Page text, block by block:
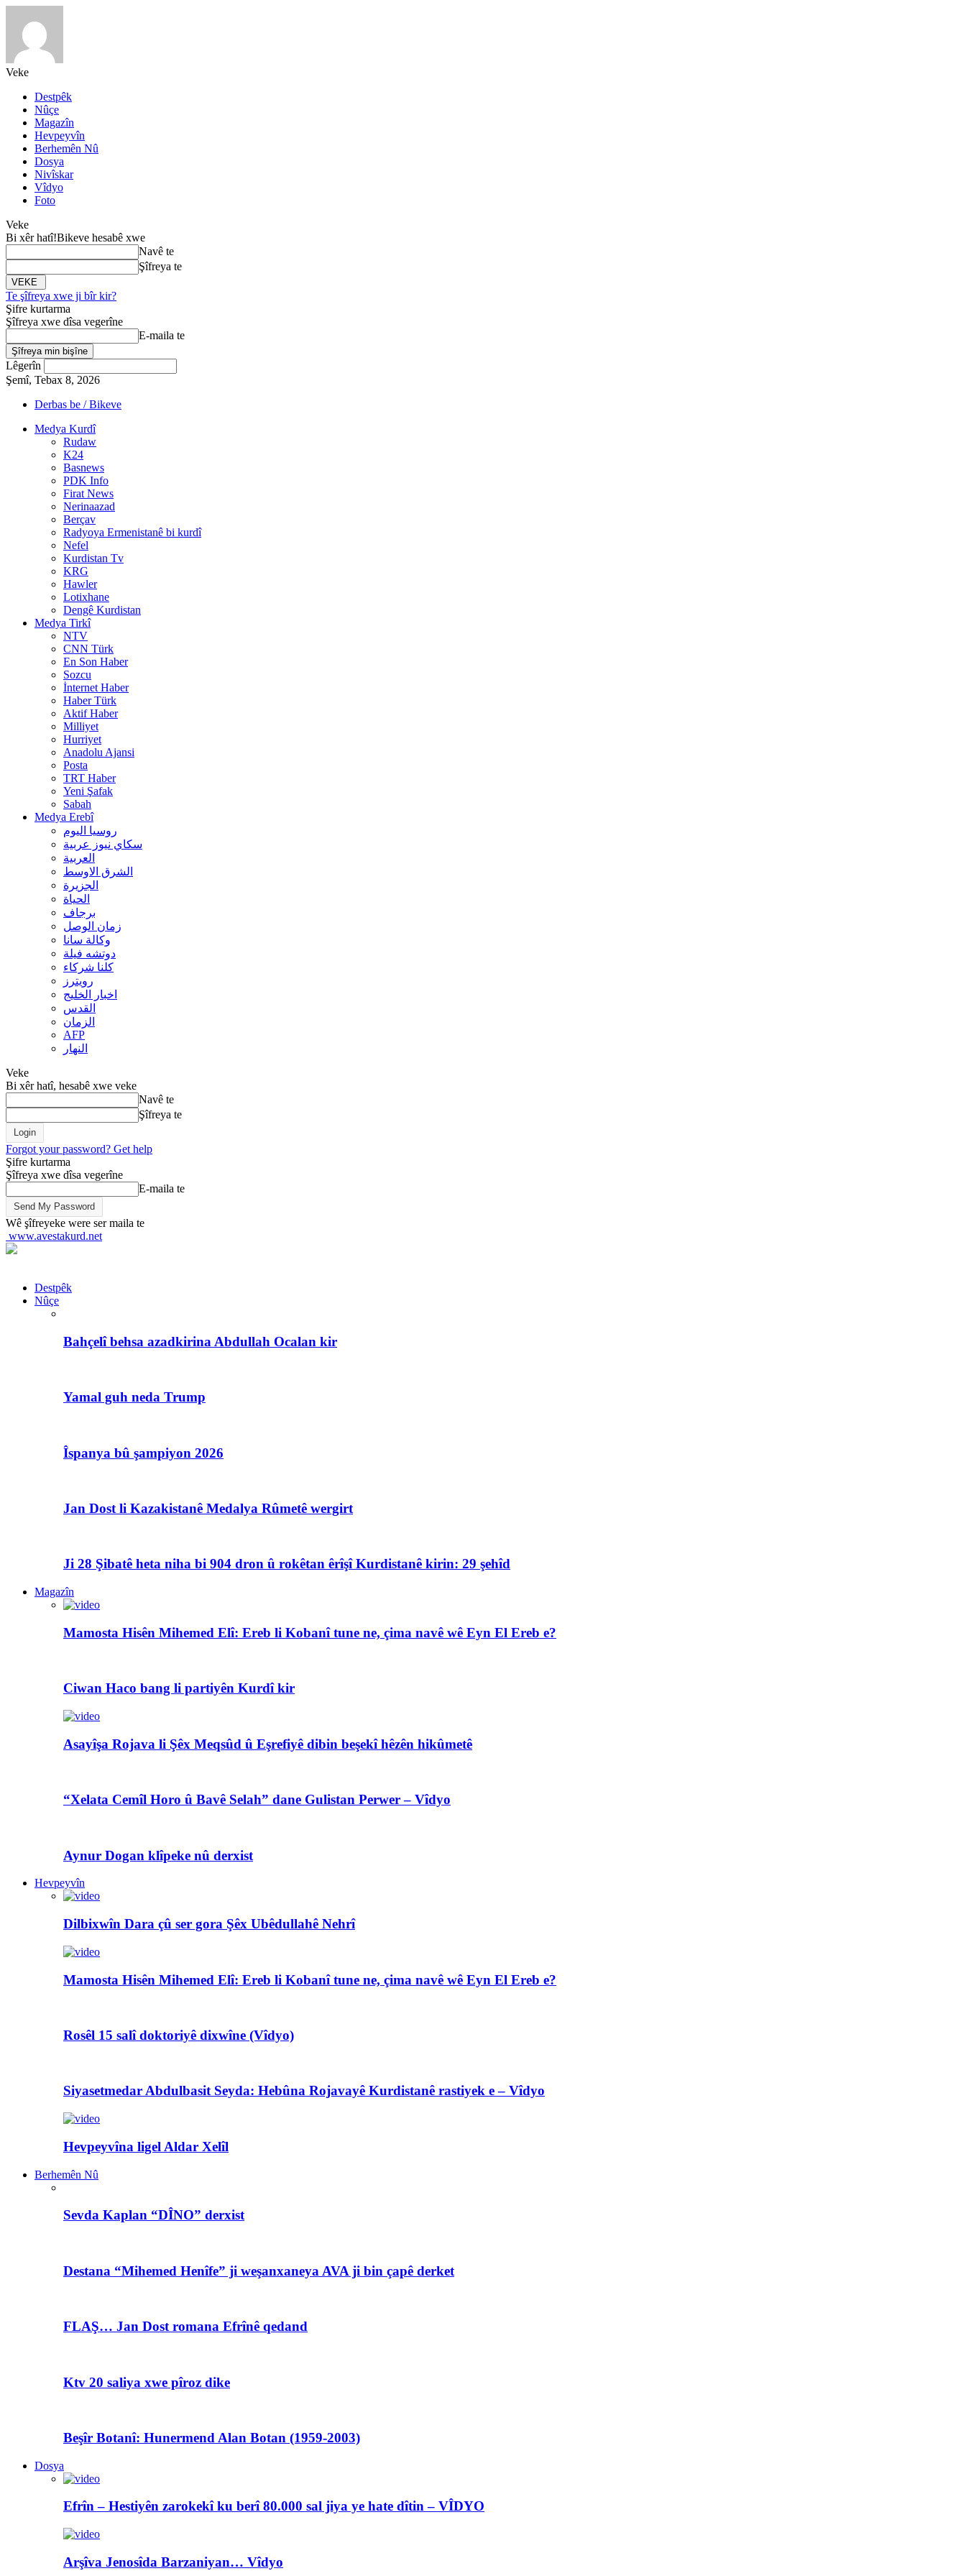
Veke
Destpêk
Nûçe
Magazîn
Hevpeyvîn
Berhemên Nû
Dosya
Nivîskar
Vîdyo
Foto
Veke
Bi xêr hatî!Bikeve hesabê xwe
Navê te
Şîfreya te
Te şîfreya xwe ji bîr kir?
Şifre kurtarma
Şîfreya xwe dîsa vegerîne
E-maila te
Lêgerîn
Şemî, Tebax 8, 2026
Derbas be / Bikeve
Medya Kurdî
Rudaw
K24
Basnews
PDK Info
Firat News
Nerinaazad
Berçav
Radyoya Ermenistanê bi kurdî
Nefel
Kurdistan Tv
KRG
Hawler
Lotixhane
Dengê Kurdistan
Medya Tirkî
NTV
CNN Türk
En Son Haber
Sozcu
İnternet Haber
Haber Türk
Aktif Haber
Milliyet
Hurriyet
Anadolu Ajansi
Posta
TRT Haber
Yeni Şafak
Sabah
Medya Erebî
روسیا الیوم
سكاي نيوز عربية
العربية
الشرق الاوسط
الجزيرة
الحیاة
برجاف
زمان الوصل
وکالة سانا
دوتشه فیلة
کلنا شرکاء
رويترز
اخبار الخلیج
القدس
الزمان
AFP
النهار
Veke
Bi xêr hatî, hesabê xwe veke
Navê te
Şîfreya te
Forgot your password? Get help
Şifre kurtarma
Şîfreya xwe dîsa vegerîne
E-maila te
Wê şîfreyeke were ser maila te
www.avestakurd.net
Destpêk
Nûçe
Bahçelî behsa azadkirina Abdullah Ocalan kir
Yamal guh neda Trump
Îspanya bû şampiyon 2026
Jan Dost li Kazakistanê Medalya Rûmetê wergirt
Ji 28 Şibatê heta niha bi 904 dron û rokêtan êrîşî Kurdistanê kirin: 29 şehîd
Magazîn
Mamosta Hisên Mihemed Elî: Ereb li Kobanî tune ne, çima navê wê Eyn El Ereb e?
Ciwan Haco bang li partiyên Kurdî kir
Asayîşa Rojava li Şêx Meqsûd û Eşrefiyê dibin beşekî hêzên hikûmetê
“Xelata Cemîl Horo û Bavê Selah” dane Gulistan Perwer – Vîdyo
Aynur Dogan klîpeke nû derxist
Hevpeyvîn
Dilbixwîn Dara çû ser gora Şêx Ubêdullahê Nehrî
Mamosta Hisên Mihemed Elî: Ereb li Kobanî tune ne, çima navê wê Eyn El Ereb e?
Rosêl 15 salî doktoriyê dixwîne (Vîdyo)
Siyasetmedar Abdulbasit Seyda: Hebûna Rojavayê Kurdistanê rastiyek e – Vîdyo
Hevpeyvîna ligel Aldar Xelîl
Berhemên Nû
Sevda Kaplan “DÎNO” derxist
Destana “Mihemed Henîfe” ji weşanxaneya AVA ji bin çapê derket
FLAŞ… Jan Dost romana Efrînê qedand
Ktv 20 saliya xwe pîroz dike
Beşîr Botanî: Hunermend Alan Botan (1959-2003)
Dosya
Efrîn – Hestiyên zarokekî ku berî 80.000 sal jiya ye hate dîtin – VÎDYO
Arşîva Jenosîda Barzaniyan… Vîdyo